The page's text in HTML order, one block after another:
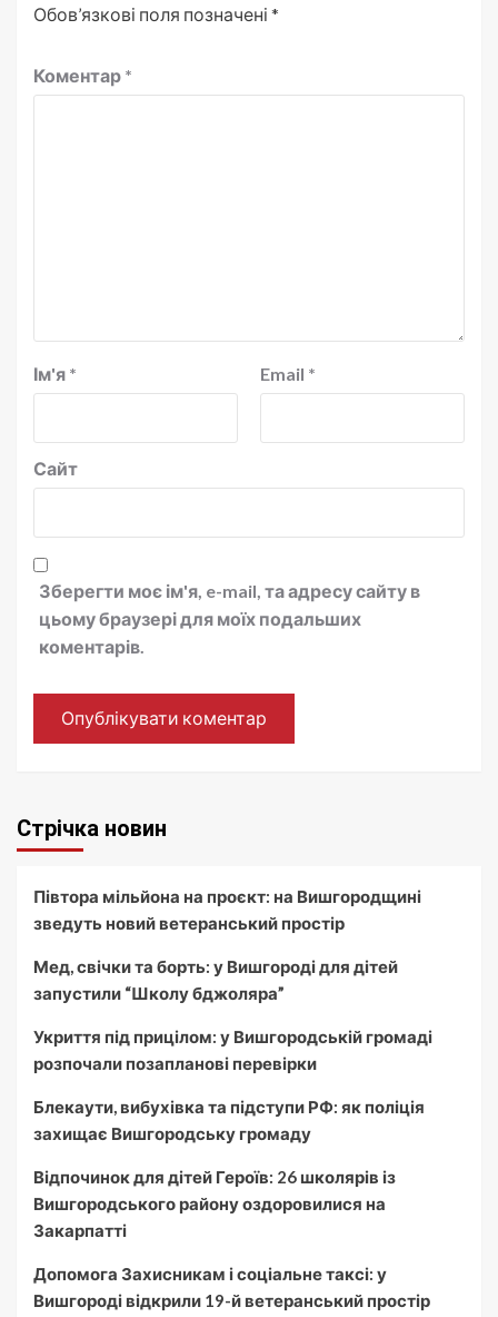
Обов’язкові поля позначені *
Коментар *
Ім'я * Email *
Сайт
Зберегти моє ім'я, e-mail, та адресу сайту в
цьому браузері для моїх подальших
коментарів.
Стрічка новин
Півтора мільйона на проєкт: на Вишгородщині
зведуть новий ветеранський простір
Мед, свічки та борть: у Вишгороді для дітей
запустили “Школу бджоляра”
Укриття під прицілом: у Вишгородській громаді
розпочали позапланові перевірки
Блекаути, вибухівка та підступи РФ: як поліція
захищає Вишгородську громаду
Відпочинок для дітей Героїв: 26 школярів із
Вишгородського району оздоровилися на
Закарпатті
Допомога Захисникам і соціальне таксі: у
Вишгороді відкрили 19-й ветеранський простір